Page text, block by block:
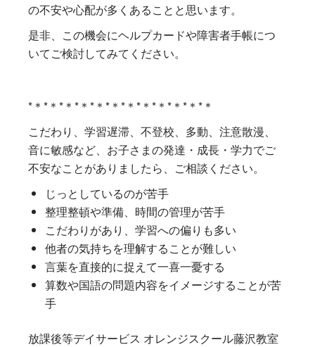
の不安や心配が多くあることと思います。
是非、この機会にヘルプカードや障害者手帳につ
いてご検討してみてください。
*＊*＊*＊*＊*＊*＊*＊*＊*＊*＊*＊*＊
こだわり、学習遅滞、不登校、多動、注意散漫、
音に敏感など、お子さまの発達・成長・学力でご
不安なことがありましたら、ご相談ください。
じっとしているのが苦手
整理整頓や準備、時間の管理が苦手
こだわりがあり、学習への偏りも多い
他者の気持ちを理解することが難しい
言葉を直接的に捉えて一喜一憂する
算数や国語の問題内容をイメージすることが苦
手
放課後等デイサービス オレンジスクール藤沢教室